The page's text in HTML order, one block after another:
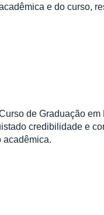
e do curso,
de Graduação em
credibilidade e
acadêmica.